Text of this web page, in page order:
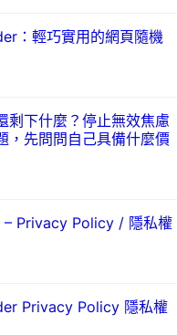
：輕巧實用的網頁隨機
剩下什麼？停止無效焦慮
，先問問自己具備什麼價
Privacy Policy / 隱私權
Privacy Policy 隱私權